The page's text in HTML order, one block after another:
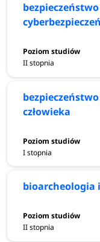
II stopnia
człowieka
I stopnia
bioarcheologia
II stopnia